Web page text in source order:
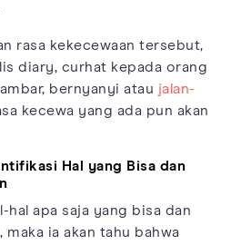
rasa kekecewaan tersebut,
diary, curhat kepada orang
bernyanyi atau jalan-
kecewa yang ada pun akan
Hal yang Bisa dan
hal apa saja yang bisa dan
ia akan tahu bahwa